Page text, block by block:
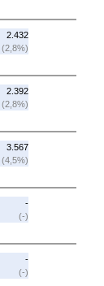
2.432
(2,8%)
2.392
(2,8%)
3.567
(4,5%)
-
(-)
-
(-)